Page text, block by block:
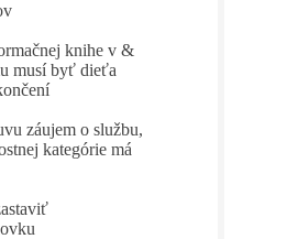
knihe v &
musí byť dieťa
záujem o službu,
kategórie má